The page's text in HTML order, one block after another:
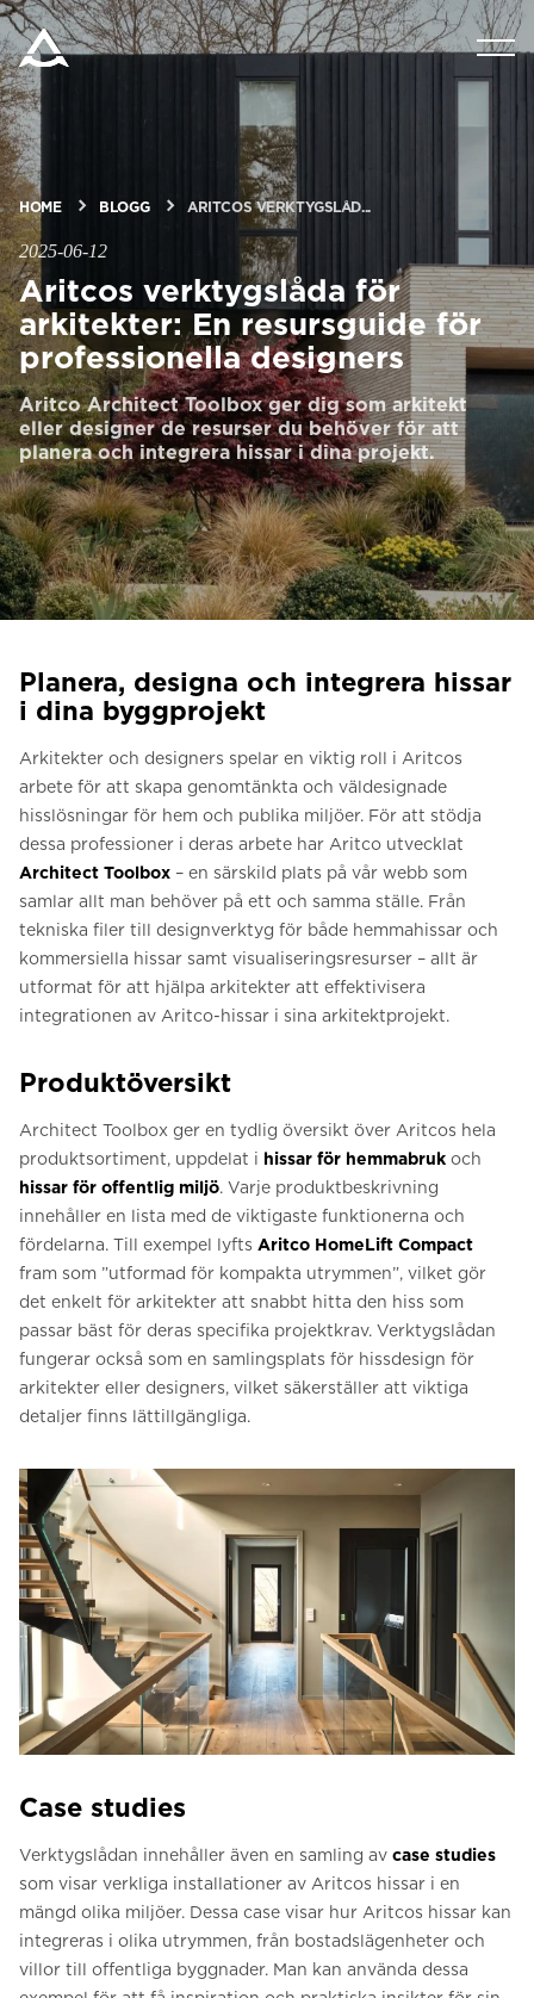
PRODUKTER
VERKTYG & DOKUMENT
BLOGG & NYHETER
OM ARITCO
FÖR PROFESSIONELLA
Beställ ett Digitalt HomeKit
Be om ett offertförslag
Kontakta oss
FAQ
HOME BLOGG ARITCOS VERKTYGSLÅD...
2025-06-12
Aritcos verktygslåda för
arkitekter: En resursguide för
professionella designers
Aritco Architect Toolbox ger dig som arkitekt
eller designer de resurser du behöver för att
planera och integrera hissar i dina projekt.
Planera, designa och integrera hissar
i dina byggprojekt
Arkitekter och designers spelar en viktig roll i Aritcos
arbete för att skapa genomtänkta och väldesignade
hisslösningar för hem och publika miljöer. För att stödja
dessa professioner i deras arbete har Aritco utvecklat
Architect Toolbox – en särskild plats på vår webb som
samlar allt man behöver på ett och samma ställe. Från
tekniska filer till designverktyg för både hemmahissar och
kommersiella hissar samt visualiseringsresurser – allt är
utformat för att hjälpa arkitekter att effektivisera
integrationen av Aritco-hissar i sina arkitektprojekt.
Produktöversikt
Architect Toolbox ger en tydlig översikt över Aritcos hela
produktsortiment, uppdelat i hissar för hemmabruk och
hissar för offentlig miljö. Varje produktbeskrivning
innehåller en lista med de viktigaste funktionerna och
fördelarna. Till exempel lyfts Aritco HomeLift Compact
fram som ”utformad för kompakta utrymmen”, vilket gör
det enkelt för arkitekter att snabbt hitta den hiss som
passar bäst för deras specifika projektkrav. Verktygslådan
fungerar också som en samlingsplats för hissdesign för
arkitekter eller designers, vilket säkerställer att viktiga
detaljer finns lättillgängliga.
Case studies
Verktygslådan innehåller även en samling av case studies
som visar verkliga installationer av Aritcos hissar i en
mängd olika miljöer. Dessa case visar hur Aritcos hissar kan
integreras i olika utrymmen, från bostadslägenheter och
villor till offentliga byggnader. Man kan använda dessa